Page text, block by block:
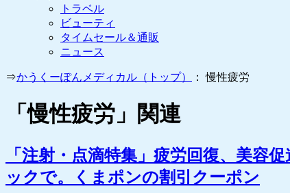
キ
トラベル
ビューティ
タイムセール＆通販
ニュース
⇒かうくーぽんメディカル（トップ） ： 慢性疲労
「慢性疲労 」関連
「注射・点滴特集」疲労回復、美
ックで。くまポンの割引クーポン